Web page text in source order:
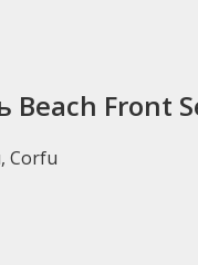
13 евро за
пройти по 5 улице,
глобус,данные
курсу. Поэтому
4 евро доехать до
Beach Front
Corfu